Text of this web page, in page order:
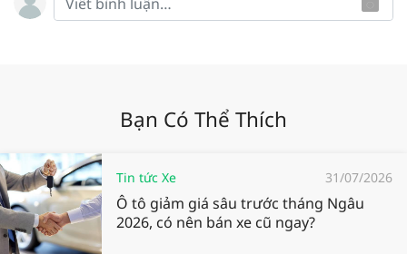
Bạn Có Thể Thích
Tin tức Xe 31/07/2026
Ô tô giảm giá sâu trước tháng Ngâu
2026, có nên bán xe cũ ngay?